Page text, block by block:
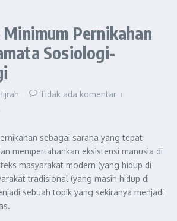
Pernikahan
Sosiologi-
Tidak ada komentar
sebagai sarana yang tepat
mempertahankan eksistensi manusia di
masyarakat modern (yang hidup di
tradisional (yang masih hidup di
sebuah topik yang sekiranya menjadi